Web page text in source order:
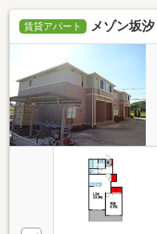
賃貸アパート メゾン坂汐